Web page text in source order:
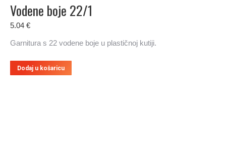
Vodene boje 22/1
5.04 €
Garnitura s 22 vodene boje u plastičnoj kutiji.
Dodaj u košaricu